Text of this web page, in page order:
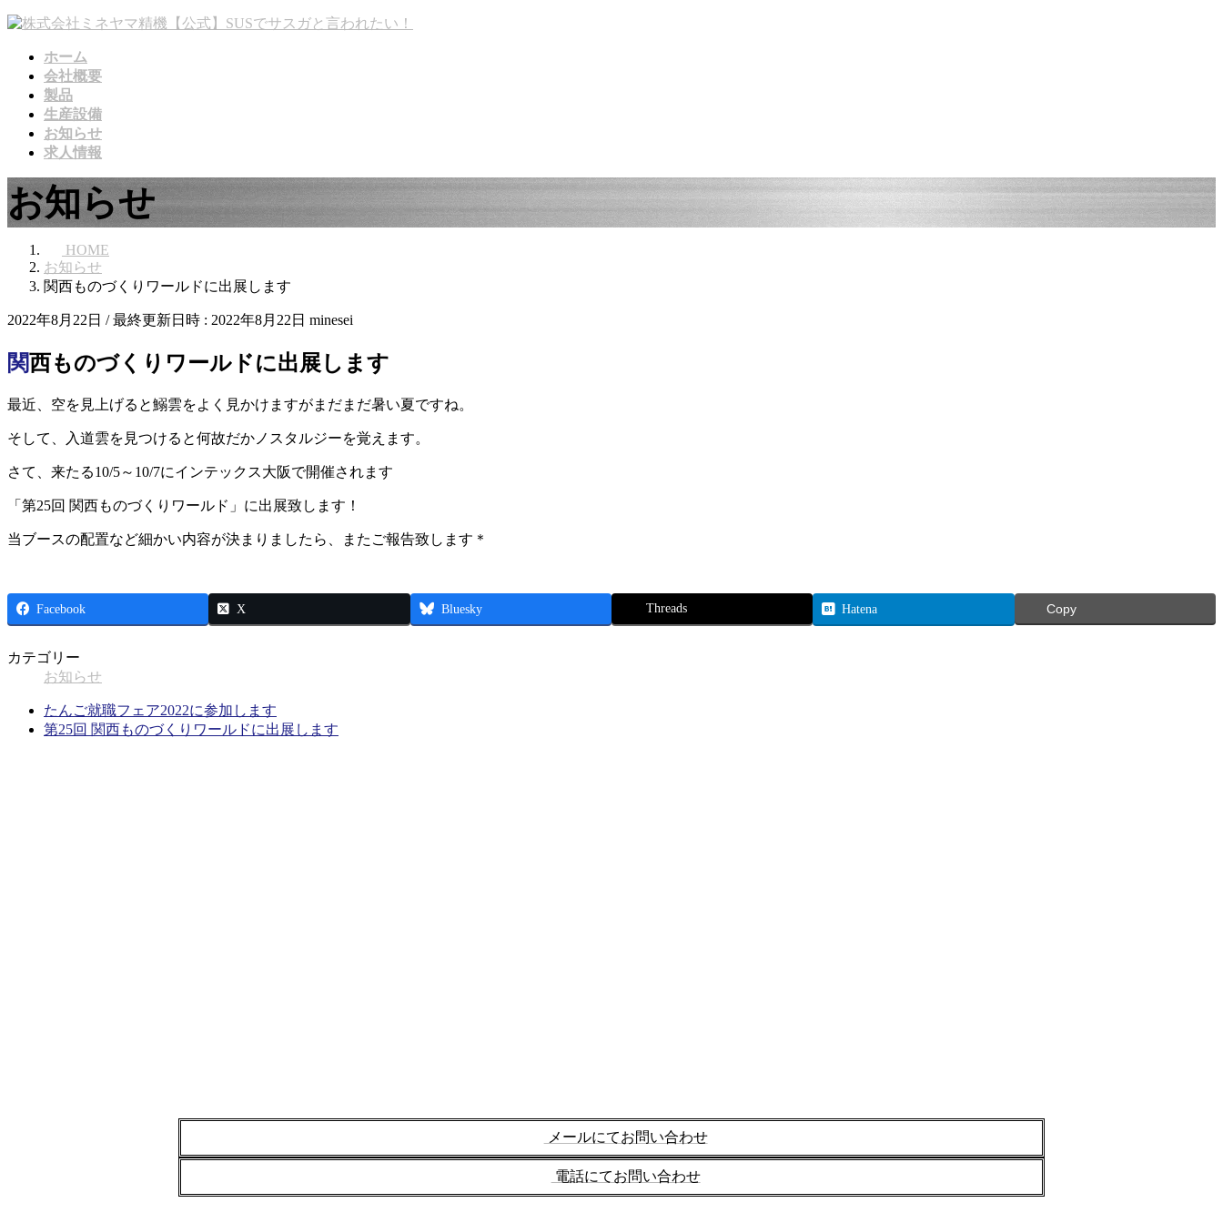
コ
ッ
プ
ナ
移
動
ホーム
会社概要
製品
生産設備
お知らせ
求人情報
お知らせ
HOME
お知らせ
関西ものづくりワールドに出展します
2022年8月22日 / 最終更新日時 : 2022年8月22日 minesei
関西ものづくりワールドに出展します
最近、空を見上げると鰯雲をよく見かけますがまだまだ暑い夏ですね。
そして、入道雲を見つけると何故だかノスタルジーを覚えます。
さて、来たる10/5～10/7にインテックス大阪で開催されます
「第25回 関西ものづくりワールド」に出展致します！
当ブースの配置など細かい内容が決まりましたら、またご報告致します＊
Facebook X Bluesky Threads Hatena Copy
カテゴリー
お知らせ
たんご就職フェア2022に参加します
第25回 関西ものづくりワールドに出展します
メールにてお問い合わせ
電話にてお問い合わせ